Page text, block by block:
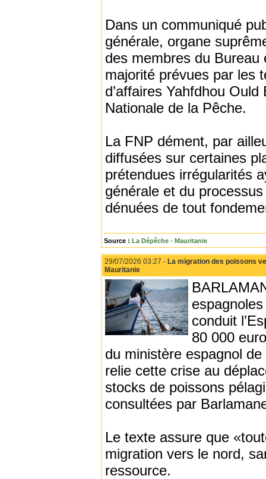
Dans un communiqué
générale, organe
des membres du
majorité prévues par les
d’affaires Yahfdhou
Nationale de la Pêche.
La FNP dément, par
diffusées sur certaines
prétendues irrégularités
générale et du
dénuées de tout
Source : La Dépêche - Mauritanie
29/07/2026 03:27 - La migration des poissons
Mauritanie
conduit
80 000
du ministère espagnol de
relie cette crise au
stocks de poissons
consultées par
Le texte assure que
migration vers le nord,
ressource.